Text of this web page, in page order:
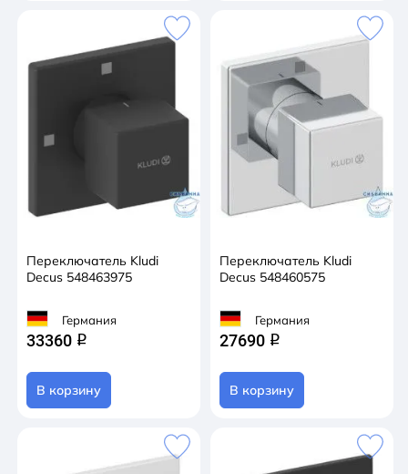
Переключатель Kludi
Decus 548463975
Германия
33360 q
В корзину
Переключатель Kludi
Decus 548460575
Германия
27690 q
В корзину